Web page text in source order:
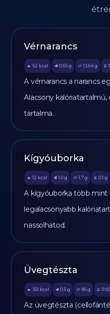
Vérnarancs
🔥 52 kcal 🥩 0.65 g 🥔 13.64g 🫒
A vérnarancs a narancs
Alacsony kalóriatartalmú,
tartalma.
Kígyóuborka
🔥 12 kcal 🥩 1.0 g 🥔 1.7g 🫒 0.1 g
A kígyóuborka több mint
legalacsonyabb
nassolhatod.
Üvegtészta
🔥 351 kcal 🥩 0.5 g 🥔 86g 🫒 0.05
Az üvegtészta